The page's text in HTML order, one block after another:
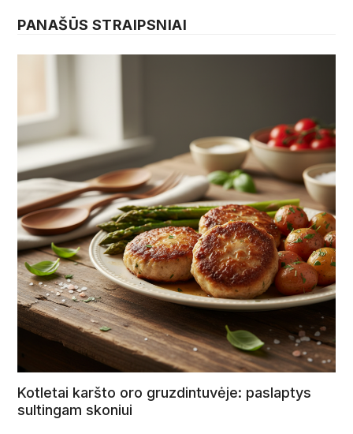
PANAŠŪS STRAIPSNIAI
Kotletai karšto oro gruzdintuvėje: paslaptys
sultingam skoniui